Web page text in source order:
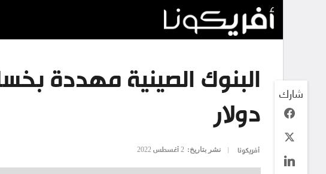
دولار
أفريكونا نشر بتاريخ: 2 أغسطس 2022
شارك